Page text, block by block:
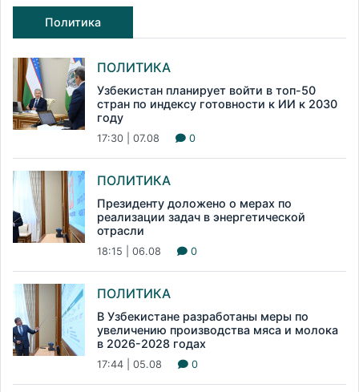
Политика
ПОЛИТИКА
Узбекистан планирует войти в топ-50
стран по индексу готовности к ИИ к 2030
году
17:30 | 07.08 0
ПОЛИТИКА
Президенту доложено о мерах по
реализации задач в энергетической
отрасли
18:15 | 06.08 0
ПОЛИТИКА
В Узбекистане разработаны меры по
увеличению производства мяса и молока
в 2026-2028 годах
17:44 | 05.08 0